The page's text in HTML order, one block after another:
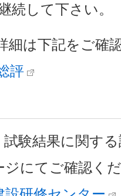
続して下さい。
細は下記をご確
評
験結果に関する
にてご確認くだ